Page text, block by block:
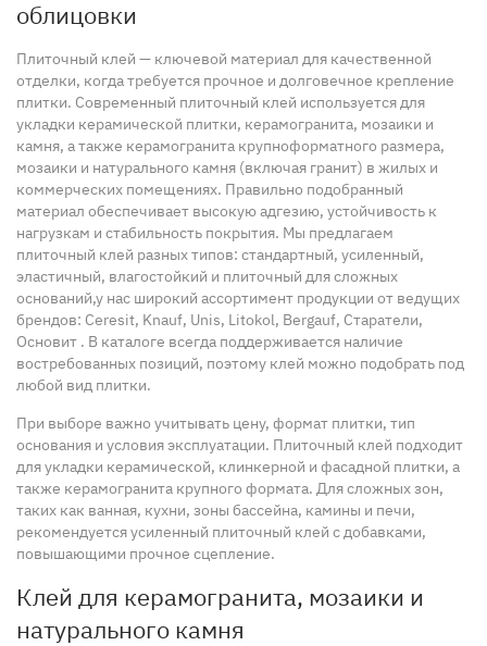
облицовки
Плиточный клей — ключевой материал для качественной
отделки, когда требуется прочное и долговечное крепление
плитки. Современный плиточный клей используется для
укладки керамической плитки, керамогранита, мозаики и
камня, а также керамогранита крупноформатного размера,
мозаики и натурального камня (включая гранит) в жилых и
коммерческих помещениях. Правильно подобранный
материал обеспечивает высокую адгезию, устойчивость к
нагрузкам и стабильность покрытия. Мы предлагаем
плиточный клей разных типов: стандартный, усиленный,
эластичный, влагостойкий и плиточный для сложных
оснований,у нас широкий ассортимент продукции от ведущих
брендов: Ceresit, Knauf, Unis, Litokol, Bergauf, Старатели,
Основит . В каталоге всегда поддерживается наличие
востребованных позиций, поэтому клей можно подобрать под
любой вид плитки.
При выборе важно учитывать цену, формат плитки, тип
основания и условия эксплуатации. Плиточный клей подходит
для укладки керамической, клинкерной и фасадной плитки, а
также керамогранита крупного формата. Для сложных зон,
таких как ванная, кухни, зоны бассейна, камины и печи,
рекомендуется усиленный плиточный клей с добавками,
повышающими прочное сцепление.
Клей для керамогранита, мозаики и
натурального камня